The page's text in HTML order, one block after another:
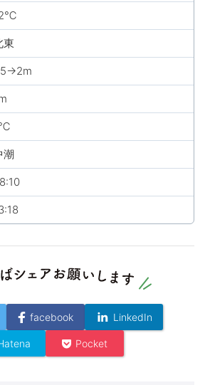
東
潮
facebook LinkedIn
Pocket